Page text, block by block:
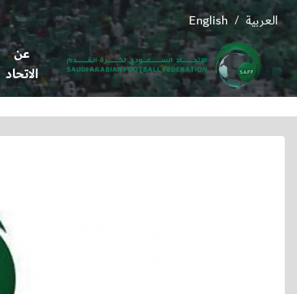
English / العربية
عن
الاتحاد